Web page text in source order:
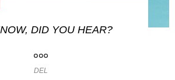
DID YOU HEAR?
DEL